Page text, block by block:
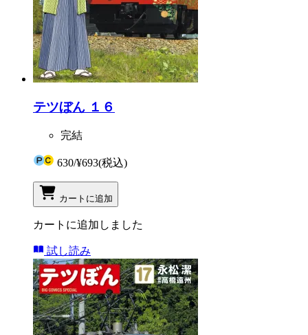
テツぼん １６
完結
630/¥693(税込)
カートに追加
カートに追加しました
試し読み